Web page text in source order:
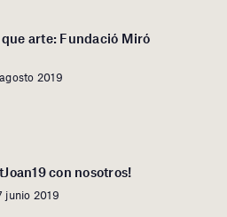
arte: Fundació Miró
2019
con nosotros!
junio 2019